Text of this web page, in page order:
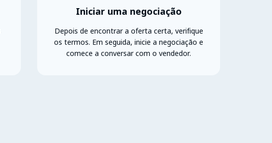
Iniciar uma negociação
Depois de encontrar a oferta certa, verifique
os termos. Em seguida, inicie a negociação e
comece a conversar com o vendedor.